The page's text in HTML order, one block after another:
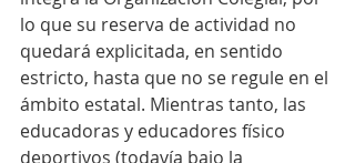
lo que su reserva de actividad no
quedará explicitada, en sentido
estricto, hasta que no se regule en el
ámbito estatal. Mientras tanto, las
educadoras y educadores físico
deportivos (todavía bajo la